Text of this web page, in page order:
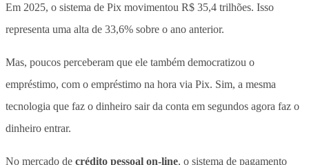
Em 2025, o sistema de Pix movimentou R$ 35,4 trilhões. Isso
representa uma alta de 33,6% sobre o ano anterior.
Mas, poucos perceberam que ele também democratizou o
empréstimo, com o empréstimo na hora via Pix. Sim, a mesma
tecnologia que faz o dinheiro sair da conta em segundos agora faz o
dinheiro entrar.
No mercado de crédito pessoal on-line, o sistema de pagamento